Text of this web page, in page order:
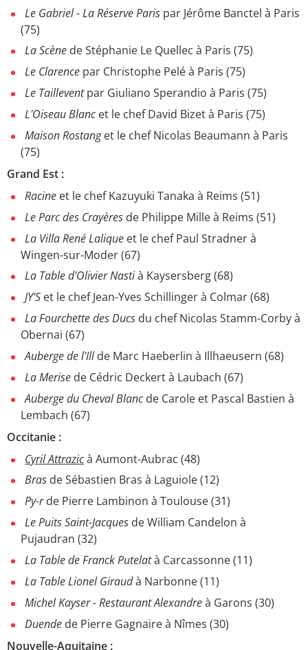
Le Gabriel - La Réserve Paris par Jérôme Banctel à Paris
(75)
La Scène de Stéphanie Le Quellec à Paris (75)
Le Clarence par Christophe Pelé à Paris (75)
Le Tailleventpar Giuliano Sperandio à Paris (75)
L'Oiseau Blancet le chef David Bizet à Paris (75)
Maison Rostanget le chef Nicolas Beaumann à Paris
(75)
Grand Est :
Racine et le chef Kazuyuki Tanaka à Reims (51)
Le Parc des Crayères de Philippe Mille à Reims (51)
La Villa René Lalique et le chef Paul Stradner à
Wingen-sur-Moder (67)
La Table d'Olivier Nastià Kaysersberg (68)
JY'S et le chef Jean-Yves Schillinger à Colmar (68)
La Fourchette des Ducs du chef Nicolas Stamm-Corby à
Obernai (67)
Auberge de l'Illde Marc Haeberlin à Illhaeusern (68)
La Merise de Cédric Deckert à Laubach (67)
Auberge du Cheval Blancde Carole et Pascal Bastien à
Lembach (67)
Occitanie :
Cyril Attrazicà Aumont-Aubrac (48)
Bras de Sébastien Bras à Laguiole (12)
Py-rde Pierre Lambinon à Toulouse (31)
Le Puits Saint-Jacques de William Candelon à
Pujaudran (32)
La Table de Franck Putelatà Carcassonne (11)
La Table Lionel Giraudà Narbonne (11)
Michel Kayser - Restaurant Alexandreà Garons (30)
Duende de Pierre Gagnaire à Nîmes (30)
Nouvelle-Aquitaine :